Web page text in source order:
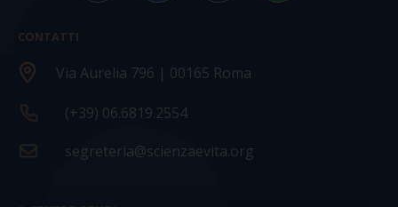
CONTATTI
Via Aurelia 796 | 00165 Roma
(+39) 06.6819.2554
segreteria@scienzaevita.org